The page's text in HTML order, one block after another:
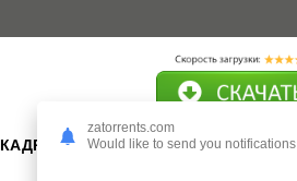
КАДРЫ:
zatorrents.com
Would like to send you notifications